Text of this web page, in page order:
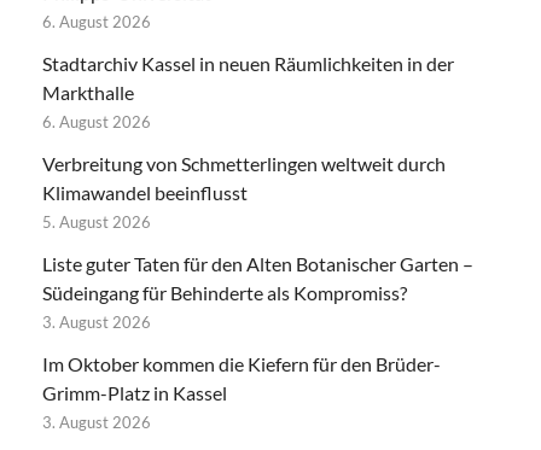
6. August 2026
Stadtarchiv Kassel in neuen Räumlichkeiten in der
Markthalle
6. August 2026
Verbreitung von Schmetterlingen weltweit durch
Klimawandel beeinflusst
5. August 2026
Liste guter Taten für den Alten Botanischer Garten –
Südeingang für Behinderte als Kompromiss?
3. August 2026
Im Oktober kommen die Kiefern für den Brüder-
Grimm-Platz in Kassel
3. August 2026